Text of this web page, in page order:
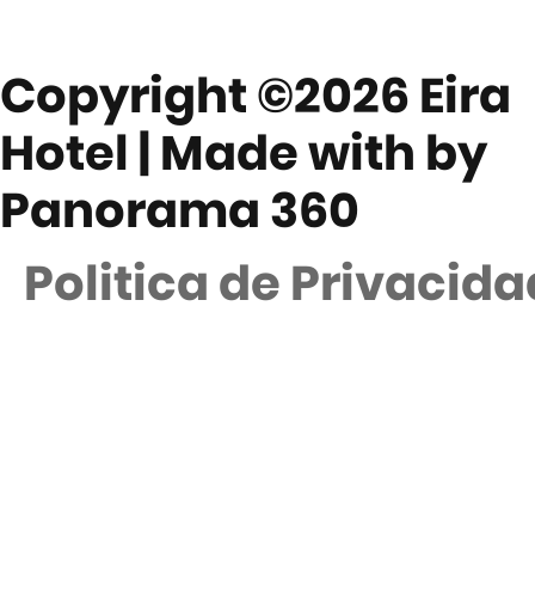
Copyright ©2026 Eira
Hotel | Made with by
Panorama 360
Politica de